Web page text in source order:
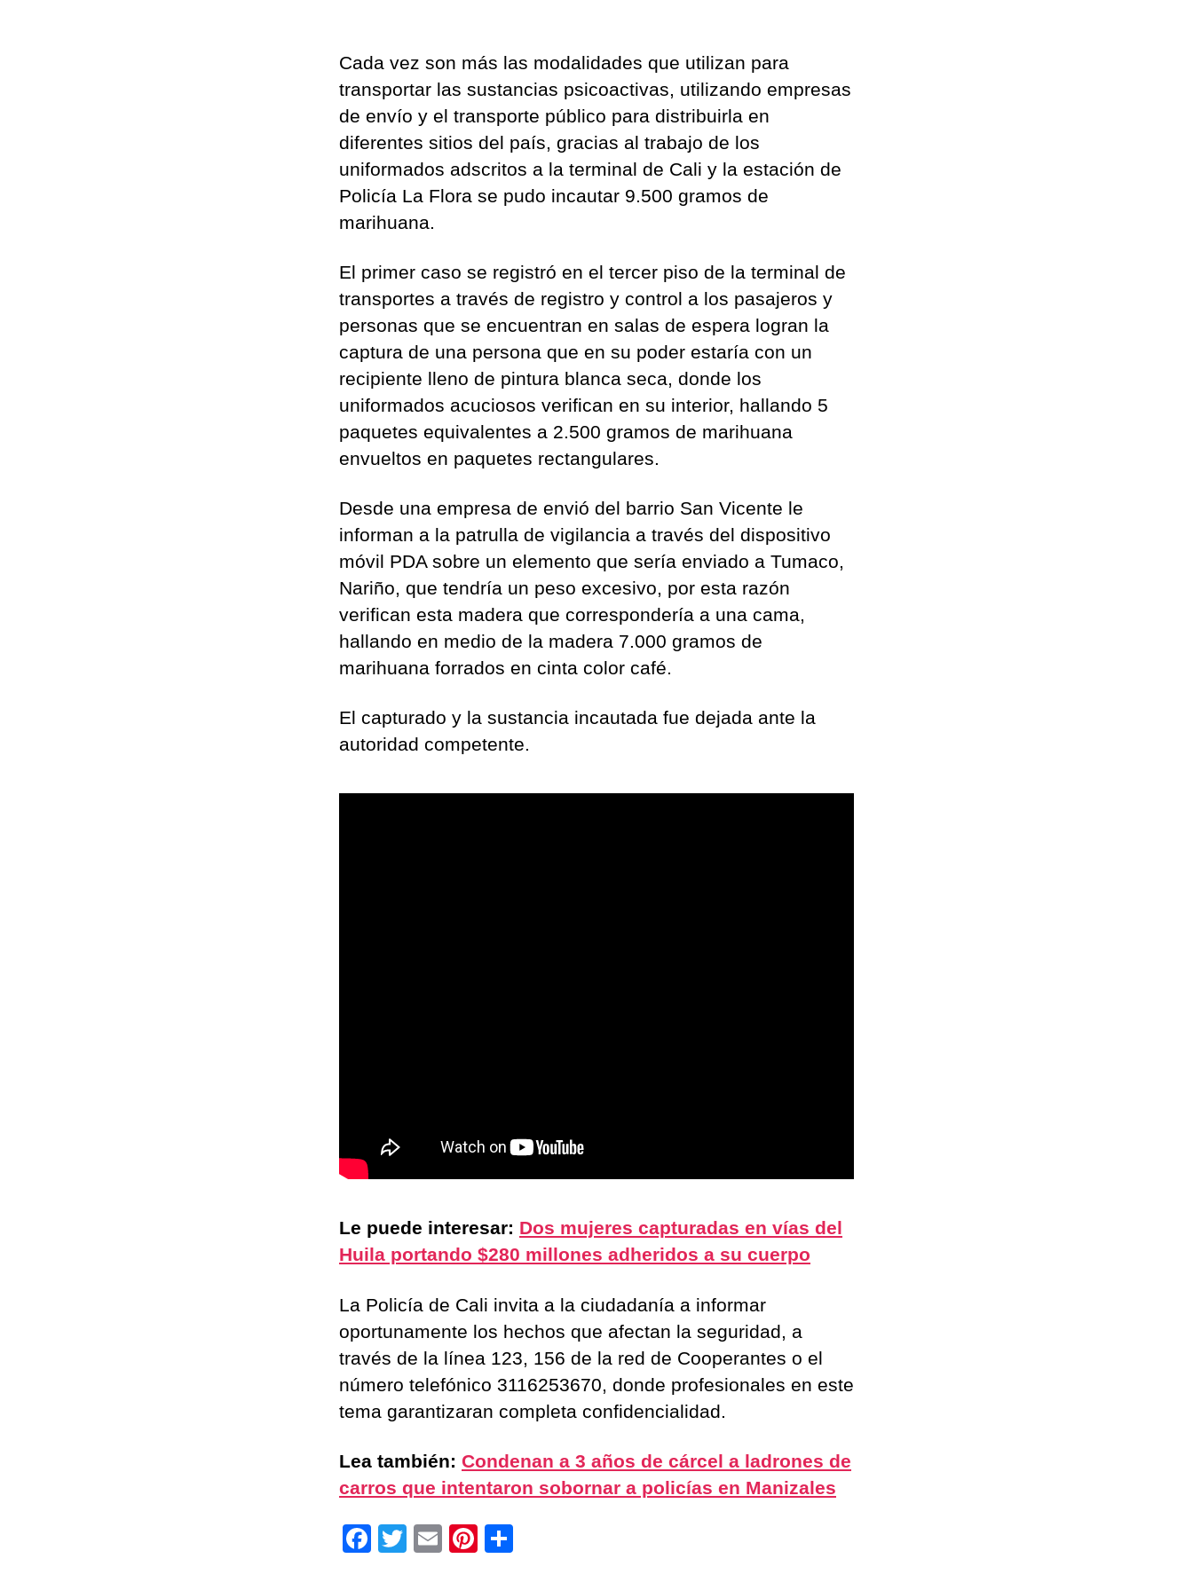
Cada vez son más las modalidades que utilizan para
transportar las sustancias psicoactivas, utilizando empresas
de envío y el transporte público para distribuirla en
diferentes sitios del país, gracias al trabajo de los
uniformados adscritos a la terminal de Cali y la estación de
Policía La Flora se pudo incautar 9.500 gramos de
marihuana.
El primer caso se registró en el tercer piso de la terminal de
transportes a través de registro y control a los pasajeros y
personas que se encuentran en salas de espera logran la
captura de una persona que en su poder estaría con un
recipiente lleno de pintura blanca seca, donde los
uniformados acuciosos verifican en su interior, hallando 5
paquetes equivalentes a 2.500 gramos de marihuana
envueltos en paquetes rectangulares.
Desde una empresa de envió del barrio San Vicente le
informan a la patrulla de vigilancia a través del dispositivo
móvil PDA sobre un elemento que sería enviado a Tumaco,
Nariño, que tendría un peso excesivo, por esta razón
verifican esta madera que correspondería a una cama,
hallando en medio de la madera 7.000 gramos de
marihuana forrados en cinta color café.
El capturado y la sustancia incautada fue dejada ante la
autoridad competente.
Le puede interesar: Dos mujeres capturadas en vías del
Huila portando $280 millones adheridos a su cuerpo
La Policía de Cali invita a la ciudadanía a informar
oportunamente los hechos que afectan la seguridad, a
través de la línea 123, 156 de la red de Cooperantes o el
número telefónico 3116253670, donde profesionales en este
tema garantizaran completa confidencialidad.
Lea también: Condenan a 3 años de cárcel a ladrones de
carros que intentaron sobornar a policías en Manizales
F
T
E
Pi